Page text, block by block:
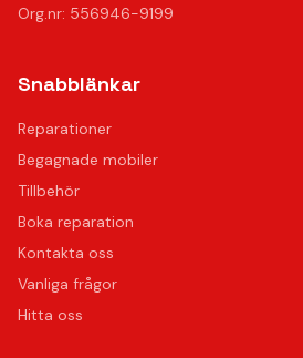
Org.nr: 556946-9199
Snabblänkar
Reparationer
Begagnade mobiler
Tillbehör
Boka reparation
Kontakta oss
Vanliga frågor
Hitta oss